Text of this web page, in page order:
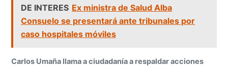
DE INTERES Ex ministra de Salud Alba
Consuelo se presentará ante tribunales por
caso hospitales móviles
Carlos Umaña llama a ciudadanía a respaldar acciones